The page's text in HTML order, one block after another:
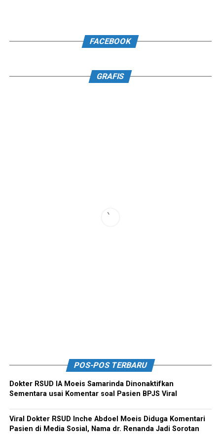
FACEBOOK
GRAFIS
POS-POS TERBARU
Dokter RSUD IA Moeis Samarinda Dinonaktifkan
Sementara usai Komentar soal Pasien BPJS Viral
Viral Dokter RSUD Inche Abdoel Moeis Diduga Komentari
Pasien di Media Sosial, Nama dr. Renanda Jadi Sorotan